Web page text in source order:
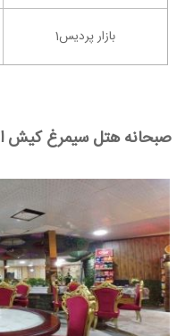
بازار پردیس1
صبحانه هتل سیمرغ کیش